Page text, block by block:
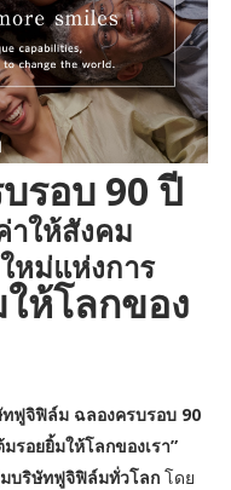
รอบ 90 ปี
ให้สังคม
หม่แห่งการ
ห้โลกของ
ฟูจิฟิล์ม ฉลองครบรอบ 90
รอยยิ้มให้โลกของเรา”
บริษัทฟูจิฟิล์มทั่วโลกโดย